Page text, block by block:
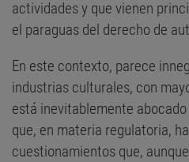
actividades y que vienen
el paraguas del derecho de
En este contexto, parece
industrias culturales, con
está inevitablemente
que, en materia regulatoria,
cuestionamientos que,